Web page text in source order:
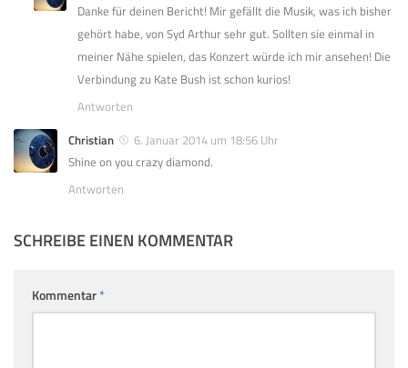
Danke für deinen Bericht! Mir gefällt die Musik, was ich bisher
gehört habe, von Syd Arthur sehr gut. Sollten sie einmal in
meiner Nähe spielen, das Konzert würde ich mir ansehen! Die
Verbindung zu Kate Bush ist schon kurios!
Antworten
Christian
6. Januar 2014 um 18:56 Uhr
Shine on you crazy diamond.
Antworten
SCHREIBE EINEN KOMMENTAR
Kommentar*